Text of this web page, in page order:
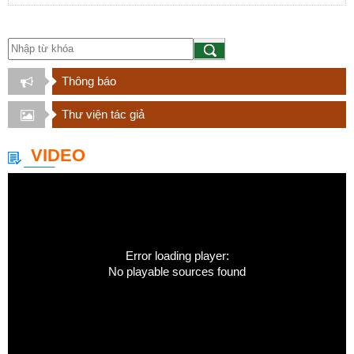
Thông báo
Thư viện tác giả
VIDEO
Error loading player:
No playable sources found